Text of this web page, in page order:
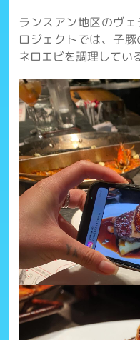
ランスアン地区のヴ
ロジェクトでは、子
ネロエビを調理してい